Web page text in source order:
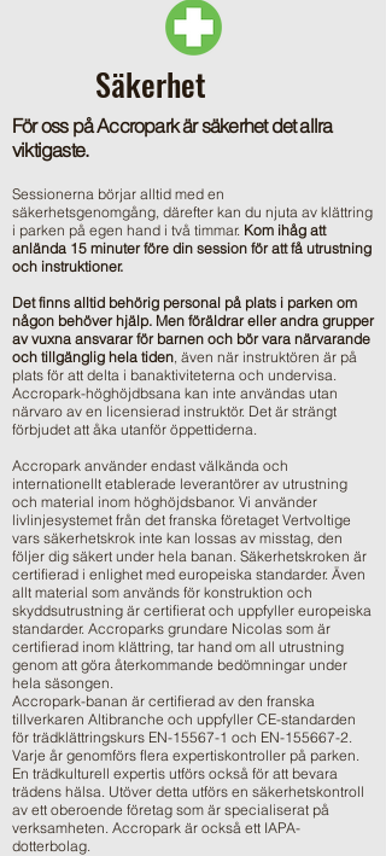
Säkerhet
För oss på Accropark är säkerhet det allra
viktigaste.
Sessionerna börjar alltid med en
säkerhetsgenomgång, därefter kan du njuta av klättring
i parken på egen hand i två timmar. Kom ihåg att
anlända 15 minuter före din session för att få utrustning
och instruktioner.
Det finns alltid behörig personal på plats i parken om
någon behöver hjälp. Men föräldrar eller andra grupper
av vuxna ansvarar för barnen och bör vara närvarande
och tillgänglig hela tiden, även när instruktören är på
plats för att delta i banaktiviteterna och undervisa.
Accropark-höghöjdbsana kan inte användas utan
närvaro av en licensierad instruktör. Det är strängt
förbjudet att åka utanför öppettiderna.
Accropark använder endast välkända och
internationellt etablerade leverantörer av utrustning
och material inom höghöjdsbanor. Vi använder
livlinjesystemet från det franska företaget Vertvoltige
vars säkerhetskrok inte kan lossas av misstag, den
följer dig säkert under hela banan. Säkerhetskroken är
certifierad i enlighet med europeiska standarder. Även
allt material som används för konstruktion och
skyddsutrustning är certifierat och uppfyller europeiska
standarder. Accroparks grundare Nicolas som är
certifierad inom klättring, tar hand om all utrustning
genom att göra återkommande bedömningar under
hela säsongen.
Accropark-banan är certifierad av den franska
tillverkaren Altibranche och uppfyller CE-standarden
för trädklättringskurs EN-15567-1 och EN-155667-2.
Varje år genomförs flera expertiskontroller på parken.
En trädkulturell expertis utförs också för att bevara
trädens hälsa. Utöver detta utförs en säkerhetskontroll
av ett oberoende företag som är specialiserat på
verksamheten. Accropark är också ett IAPA-
dotterbolag.